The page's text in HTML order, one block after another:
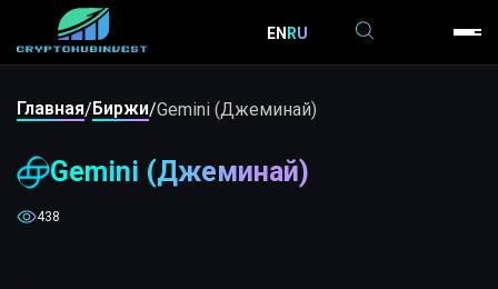
ENRU
Главная/Биржи/Gemini (Джеминай)
Gemini (Джеминай)
438